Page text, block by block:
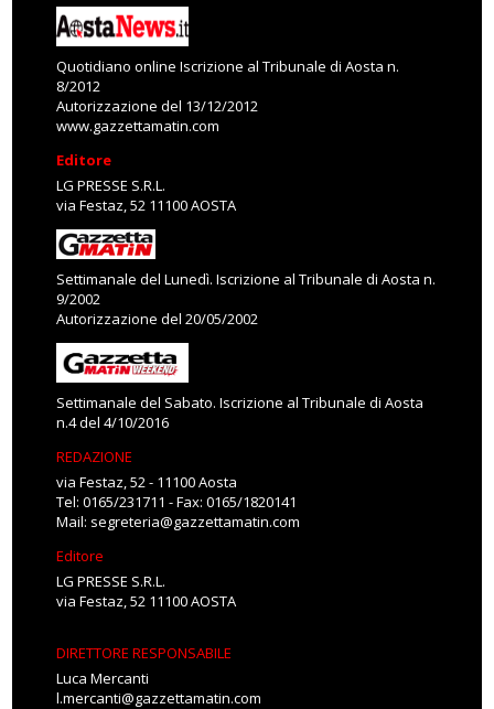
Quotidiano online Iscrizione al Tribunale di Aosta n.
8/2012
Autorizzazione del 13/12/2012
www.gazzettamatin.com
Editore
LG PRESSE S.R.L.
via Festaz, 52 11100 AOSTA
Settimanale del Lunedì. Iscrizione al Tribunale di Aosta n.
9/2002
Autorizzazione del 20/05/2002
Settimanale del Sabato. Iscrizione al Tribunale di Aosta
n.4 del 4/10/2016
REDAZIONE
via Festaz, 52 - 11100 Aosta
Tel: 0165/231711 - Fax: 0165/1820141
Mail: segreteria@gazzettamatin.com
Editore
LG PRESSE S.R.L.
via Festaz, 52 11100 AOSTA
DIRETTORE RESPONSABILE
Luca Mercanti
l.mercanti@gazzettamatin.com